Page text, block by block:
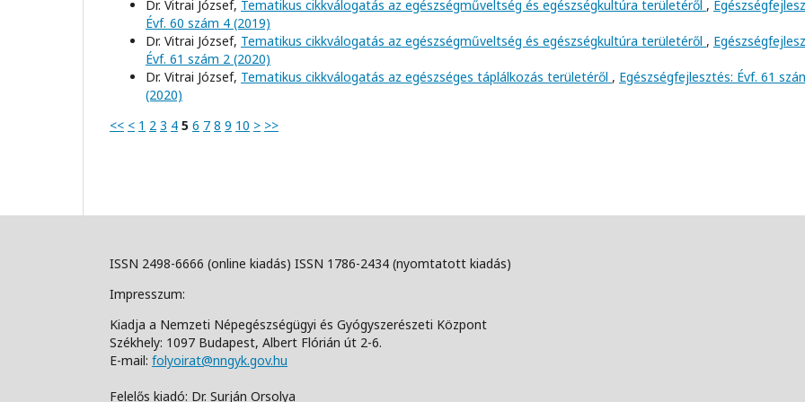
Dr. Vitrai József, Tematikus cikkválogatás az egészségműveltség és egészségkultúra területéről ,
Évf. 60 szám 4 (2019)
Dr. Vitrai József, Tematikus cikkválogatás az egészségműveltség és egészségkultúra területéről ,
Évf. 61 szám 2 (2020)
Dr. Vitrai József, Tematikus cikkválogatás az egészséges táplálkozás területéről , Egészségfejlesztés: Évf. 61
(2020)
<< < 1 2 3 4 5 6 7 8 9 10 > >>
ISSN 2498-6666 (online kiadás) ISSN 1786-2434 (nyomtatott kiadás)
Impresszum:
Kiadja a Nemzeti Népegészségügyi és Gyógyszerészeti Központ
Székhely: 1097 Budapest, Albert Flórián út 2-6.
E-mail: folyoirat@nngyk.gov.hu
Felelős kiadó: Dr. Surján Orsolya